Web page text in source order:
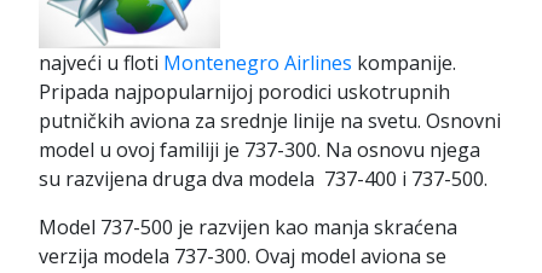
najveći u floti Montenegro Airlines kompanije.
Pripada najpopularnijoj porodici uskotrupnih
putničkih aviona za srednje linije na svetu. Osnovni
model u ovoj familiji je 737-300. Na osnovu njega
su razvijena druga dva modela 737-400 i 737-500.
Model 737-500 je razvijen kao manja skraćena
verzija modela 737-300. Ovaj model aviona se